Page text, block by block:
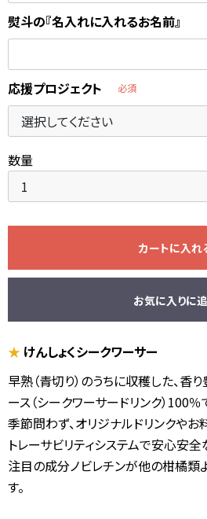
熨斗の『名入れに入れるお名前』
応援プロジェクト 必須
数量
カートに入れ
お気に入りに
★ けんしょくシークワーサー
早熟（青切り）のうちに収穫した、香
ース（シークワーサードリンク）100％
季節問わず、オリジナルドリンクやお
トレーサビリティシステムで安心安全
注目の成分ノビレチンが他の柑橘類
す。